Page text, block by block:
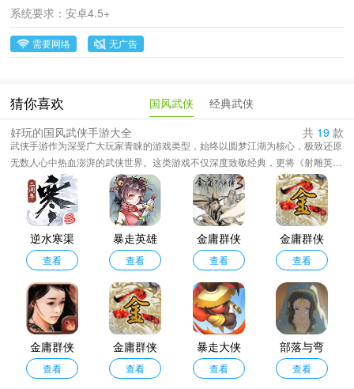
系统要求：安卓4.5+
需要网络 无广告
猜你喜欢 国风武侠
经典武侠
好玩的国风武侠手游大全
共 19 款
武侠手游作为深受广大玩家青睐的游戏类型，始终以圆梦江湖为核心，极致还原
无数人心中热血澎湃的武侠世界。这类游戏不仅深度致敬经典，更将《射雕英雄
传》《神雕侠侣》《碧血剑》《倚天屠龙记》等金庸、古龙等大师笔下的传奇人
物与门派巧妙融合于同一片江湖之中，郭靖可与令狐冲并肩作战，小龙女或与李
寻欢共闯秘境，打破原著时空界限，演绎前所未有的武林奇遇，本页面特别整理
了当前最受欢迎、口碑最佳的国风武侠手游大全。
逆水寒渠
道服
查看
暴走英雄
坛
查看
金庸群侠
传3重制版
查看
金庸群侠
传2安卓版
查看
金庸群侠
传单机手
查看
金庸群侠
传2加强版
查看
暴走大侠
手机版
查看
部落与弯
刀手机版
查看